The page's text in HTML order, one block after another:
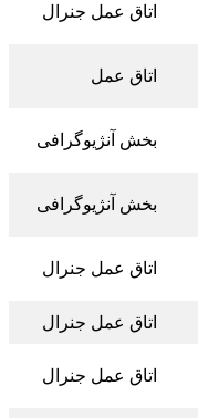
اتاق عمل جنرال
اتاق عمل
بخش آنژیوگرافی
بخش آنژیوگرافی
اتاق عمل جنرال
اتاق عمل جنرال
اتاق عمل جنرال